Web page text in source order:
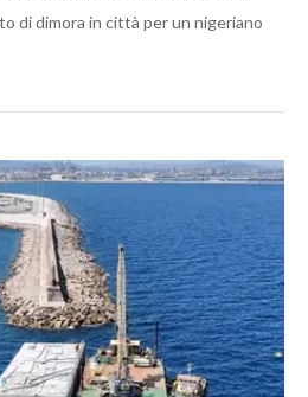
di dimora in città per un nigeriano